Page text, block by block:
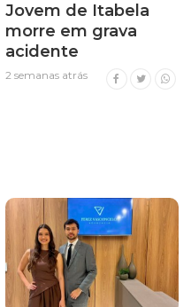
Jovem de Itabela
morre em grava
acidente
2 semanas atrás